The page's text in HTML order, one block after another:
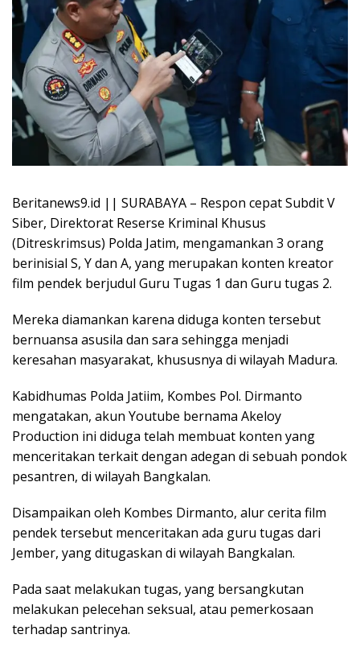
Beritanews9.id || SURABAYA – Respon cepat Subdit V
Siber, Direktorat Reserse Kriminal Khusus
(Ditreskrimsus) Polda Jatim, mengamankan 3 orang
berinisial S, Y dan A, yang merupakan konten kreator
film pendek berjudul Guru Tugas 1 dan Guru tugas 2.
Mereka diamankan karena diduga konten tersebut
bernuansa asusila dan sara sehingga menjadi
keresahan masyarakat, khususnya di wilayah Madura.
Kabidhumas Polda Jatiim, Kombes Pol. Dirmanto
mengatakan, akun Youtube bernama Akeloy
Production ini diduga telah membuat konten yang
menceritakan terkait dengan adegan di sebuah pondok
pesantren, di wilayah Bangkalan.
Disampaikan oleh Kombes Dirmanto, alur cerita film
pendek tersebut menceritakan ada guru tugas dari
Jember, yang ditugaskan di wilayah Bangkalan.
Pada saat melakukan tugas, yang bersangkutan
melakukan pelecehan seksual, atau pemerkosaan
terhadap santrinya.